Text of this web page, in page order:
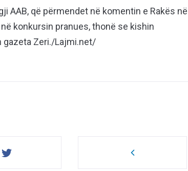
AAB, që përmendet në komentin e Rakës në
konkursin pranues, thonë se kishin
gazeta Zeri./Lajmi.net/